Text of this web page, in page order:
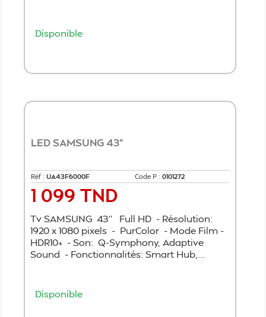
Disponible
LED SAMSUNG 43"
Réf : UA43F6000F Code P : 0101272
Prix
1 099 TND
Tv SAMSUNG 43'' Full HD - Résolution:
1920 x 1080 pixels - PurColor - Mode Film -
HDR10+ - Son: Q-Symphony, Adaptive
Sound - Fonctionnalités: Smart Hub,...
Disponible